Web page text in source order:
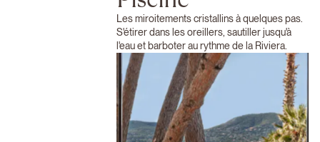
Les miroitements cristallins à quelques pas.
S'étirer dans les oreillers, sautiller jusqu'à
l'eau et barboter au rythme de la Riviera.